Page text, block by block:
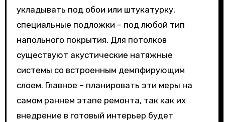
укладывать под обои или штукатурку,
специальные подложки – под любой тип
напольного покрытия. Для потолков
существуют акустические натяжные
системы со встроенным демпфирующим
слоем. Главное – планировать эти меры на
самом раннем этапе ремонта, так как их
внедрение в готовый интерьер будет